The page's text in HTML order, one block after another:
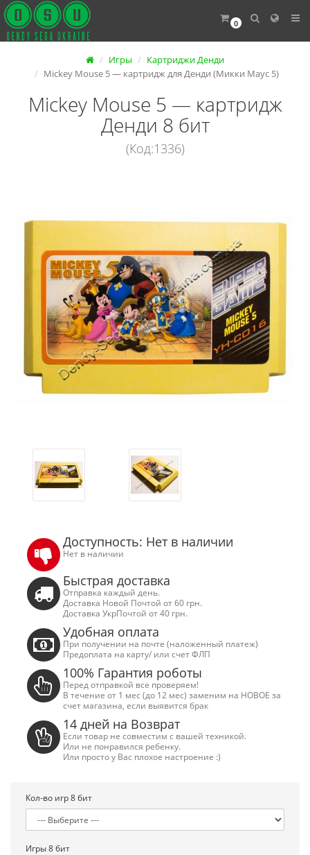
0
Игры
Картриджи Денди
Mickey Mouse 5 — картридж для Денди (Микки Маус 5)
Mickey Mouse 5 — картридж
Денди 8 бит
(Код:1336)
Доступность: Нет в наличии
Нет в наличии
Быстрая доставка
Отправка каждый день.
Доставка Новой Почтой от 60 грн.
Доставка УкрПочтой от 40 грн.
Удобная оплата
При получении на почте (наложенный платеж)
Предоплата на карту/ или счет ФЛП
100% Гарантия роботы
Перед отправкой все проверяем!
В течение от 1 мес (до 12 мес) заменим на НОВОЕ за
счет магазина, если выявится брак
14 дней на Возврат
Если товар не совместим с вашей техникой.
Или не понравился ребенку.
Или просто у Вас плохое настроение :)
Кол-во игр 8 бит
Игры 8 бит